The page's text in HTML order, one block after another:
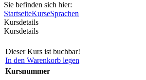
Sie befinden sich hier:
StartseiteKurseSprachen
Kursdetails
Kursdetails
Dieser Kurs ist buchbar!
In den Warenkorb legen
Kursnummer